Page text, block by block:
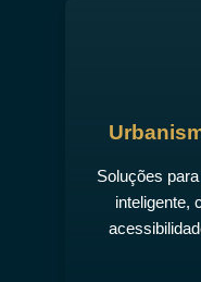
Soluções
inteligente,